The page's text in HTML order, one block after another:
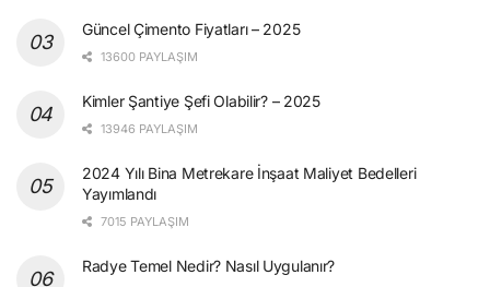
Güncel Çimento Fiyatları – 2025
13600 PAYLAŞIM
Kimler Şantiye Şefi Olabilir? – 2025
13946 PAYLAŞIM
2024 Yılı Bina Metrekare İnşaat Maliyet Bedelleri
Yayımlandı
7015 PAYLAŞIM
Radye Temel Nedir? Nasıl Uygulanır?